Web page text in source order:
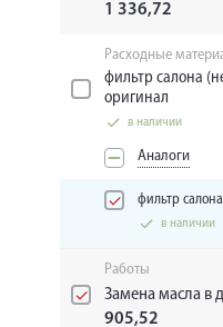
1 336,72
Расходные
фильтр салона
оригинал
в наличии
Аналоги
фильтр
в наличии
Работы
Замена масла в
905,52